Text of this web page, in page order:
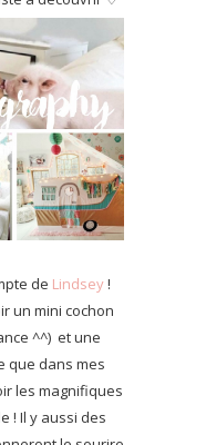
de Lindsey!
un mini cochon
^^) et une
que dans mes
les magnifiques
! Il y aussi des